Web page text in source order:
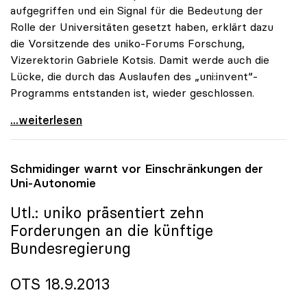
aufgegriffen und ein Signal für die Bedeutung der
Rolle der Universitäten gesetzt haben, erklärt dazu
die Vorsitzende des uniko-Forums Forschung,
Vizerektorin Gabriele Kotsis. Damit werde auch die
Lücke, die durch das Auslaufen des „uni:invent“-
Programms entstanden ist, wieder geschlossen.
uniko begrüsst Startsignal für
...weiterlesen
Schmidinger warnt vor Einschränkungen der
Uni-Autonomie
Utl.: uniko präsentiert zehn
Forderungen an die künftige
Bundesregierung
OTS 18.9.2013